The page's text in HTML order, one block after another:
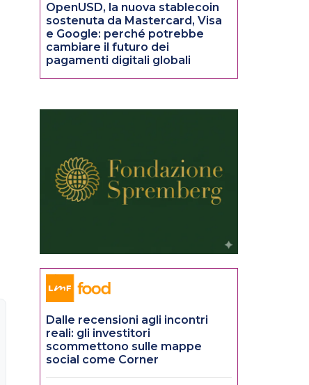
OpenUSD, la nuova stablecoin
sostenuta da Mastercard, Visa
e Google: perché potrebbe
cambiare il futuro dei
pagamenti digitali globali
Dalle recensioni agli incontri
reali: gli investitori
scommettono sulle mappe
social come Corner